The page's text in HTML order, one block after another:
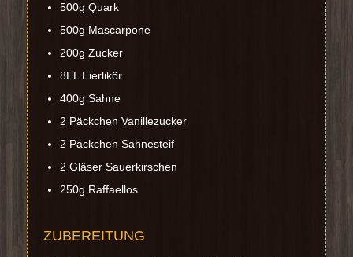
500g Quark
500g Mascarpone
200g Zucker
8EL Eierlikör
400g Sahne
2 Päckchen Vanillezucker
2 Päckchen Sahnesteif
2 Gläser Sauerkirschen
250g Raffaellos
ZUBEREITUNG